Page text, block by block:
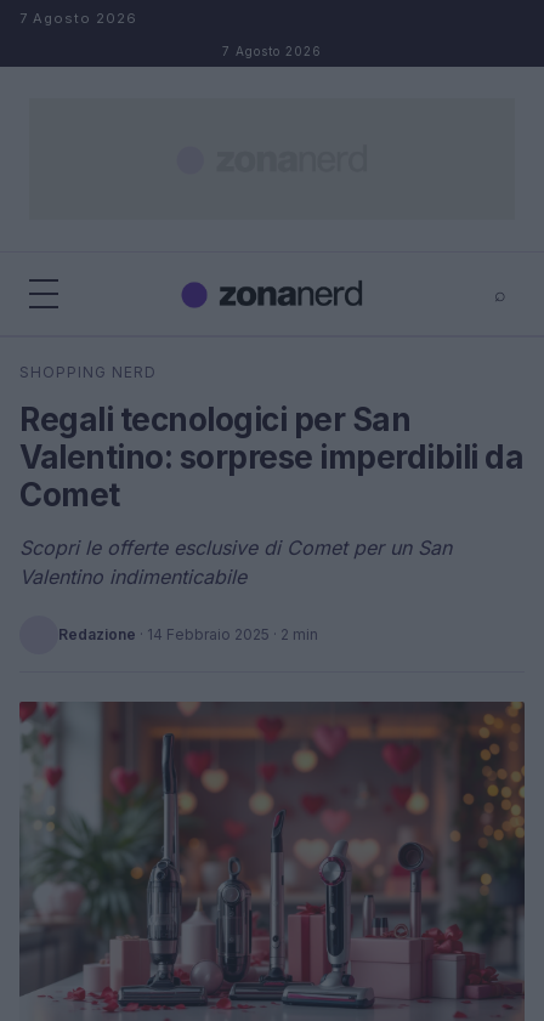
Salta al contenuto
7 Agosto 2026
7 Agosto 2026
⌕
Cerca
SHOPPING NERD
Regali tecnologici per San
Valentino: sorprese imperdibili da
Comet
Scopri le offerte esclusive di Comet per un San
Valentino indimenticabile
Redazione · 14 Febbraio 2025 · 2 min